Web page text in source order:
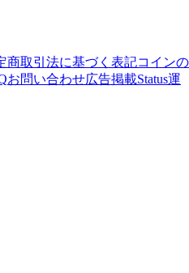
商取引法に基づく表記コインの
お問い合わせ広告掲載Status運